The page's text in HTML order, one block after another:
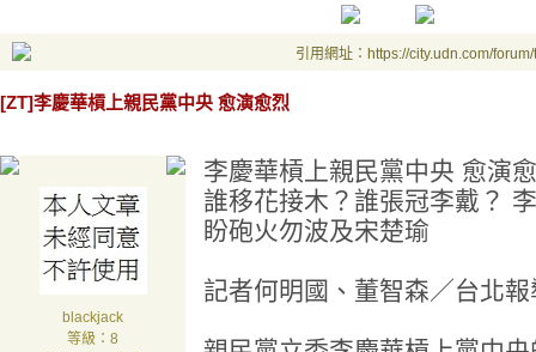
引用網址：https://city.udn.com/
[ZT]李慶華槓上親民黨中央 愈演愈烈
blackjack
等級：8
李慶華槓上親民黨中央 愈演
誰移花接木？誰張冠李戴？
盼砲火勿波及宋楚瑜
記者何明國、董智森／台北報